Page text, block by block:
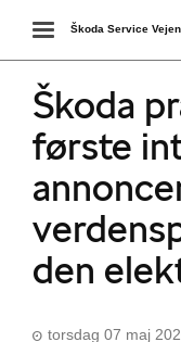
Toggle
navigation
Škoda Service
Škoda
første
den
torsdag 07 maj